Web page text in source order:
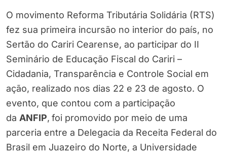
O movimento Reforma Tributária Solidária (RTS)
fez sua primeira incursão no interior do país, no
Sertão do Cariri Cearense, ao participar do II
Seminário de Educação Fiscal do Cariri –
Cidadania, Transparência e Controle Social em
ação, realizado nos dias 22 e 23 de agosto. O
evento, que contou com a participação
da ANFIP, foi promovido por meio de uma
parceria entre a Delegacia da Receita Federal do
Brasil em Juazeiro do Norte, a Universidade